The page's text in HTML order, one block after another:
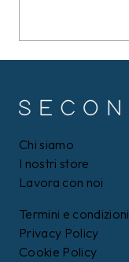
Chi siamo
I nostri store
Lavora con noi
Termini e condizioni
Privacy Policy
Cookie Policy